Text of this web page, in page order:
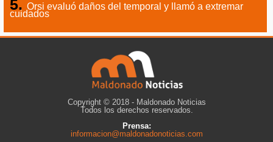
Orsi evaluó daños del temporal y llamó a extremar
cuidados
Copyright © 2018 - Maldonado Noticias
Todos los derechos reservados.
Prensa:
informacion@maldonadonoticias.com